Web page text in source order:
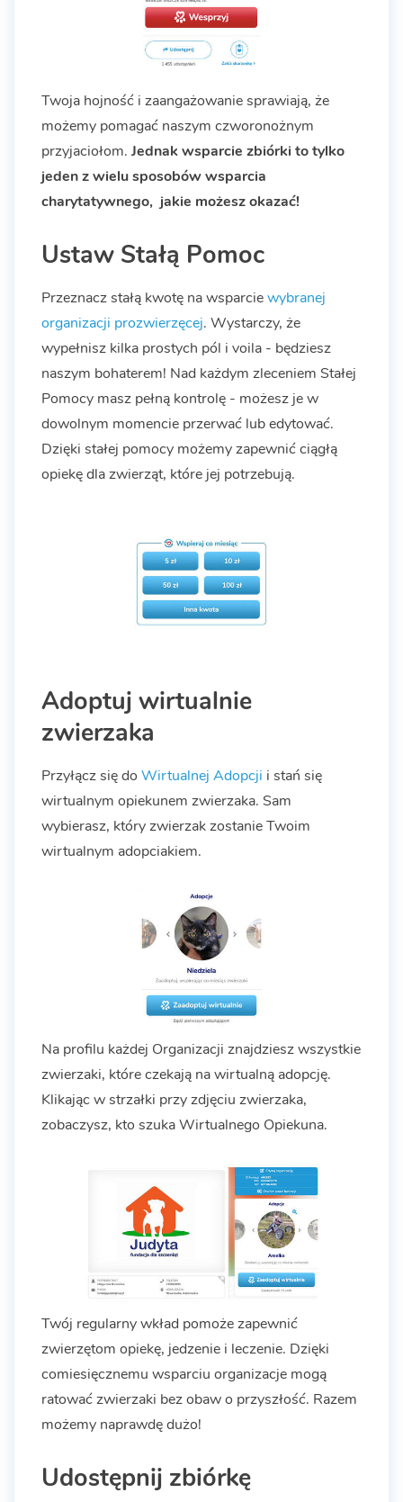
Twoja hojność i zaangażowanie sprawiają, że
możemy pomagać naszym czworonożnym
przyjaciołom. Jednak wsparcie zbiórki to tylko
jeden z wielu sposobów wsparcia
charytatywnego, jakie możesz okazać!
Ustaw Stałą Pomoc
Przeznacz stałą kwotę na wsparciewybranej
organizacji prozwierzęcej. Wystarczy, że
wypełnisz kilka prostych pól i voila - będziesz
naszym bohaterem! Nad każdym zleceniem Stałej
Pomocy masz pełną kontrolę - możesz je w
dowolnym momencie przerwać lub edytować.
Dzięki stałej pomocy możemy zapewnić ciągłą
opiekę dla zwierząt, które jej potrzebują.
Adoptuj wirtualnie
zwierzaka
Przyłącz się do Wirtualnej Adopcji i stań się
wirtualnym opiekunem zwierzaka. Sam
wybierasz, który zwierzak zostanie Twoim
wirtualnym adopciakiem.
Na profilu każdej Organizacji znajdziesz wszystkie
zwierzaki, które czekają na wirtualną adopcję.
Klikając w strzałki przy zdjęciu zwierzaka,
zobaczysz, kto szuka Wirtualnego Opiekuna.
Twój regularny wkład pomoże zapewnić
zwierzętom opiekę, jedzenie i leczenie. Dzięki
comiesięcznemu wsparciu organizacje mogą
ratować zwierzaki bez obaw o przyszłość. Razem
możemy naprawdę dużo!
Udostępnij zbiórkę